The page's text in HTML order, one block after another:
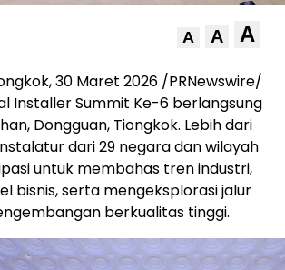
A A A
30 Maret 2026 /PRNewswire/
Installer Summit Ke-6 berlangsung
Dongguan, Tiongkok. Lebih dari
dari 29 negara dan wilayah
untuk membahas tren industri,
bisnis, serta mengeksplorasi jalur
berkualitas tinggi.